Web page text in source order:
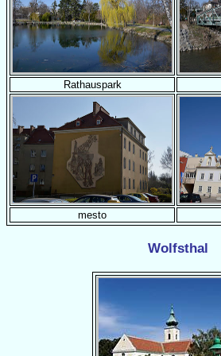
Rathauspark
mesto
Wolfsthal